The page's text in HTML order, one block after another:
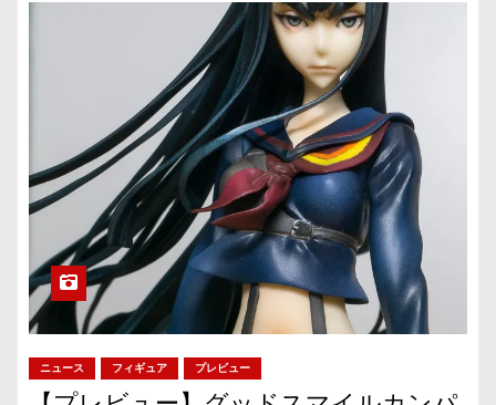
ニュース フィギュア プレビュー